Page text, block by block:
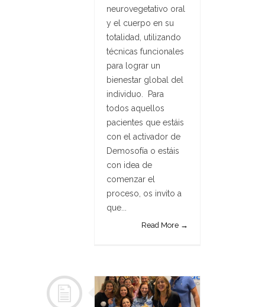
neurovegetativo oral
y el cuerpo en su
totalidad, utilizando
técnicas funcionales
para lograr un
bienestar global del
individuo. Para
todos aquellos
pacientes que estáis
con el activador de
Demosofía o estáis
con idea de
comenzar el
proceso, os invito a
que...
Read More →